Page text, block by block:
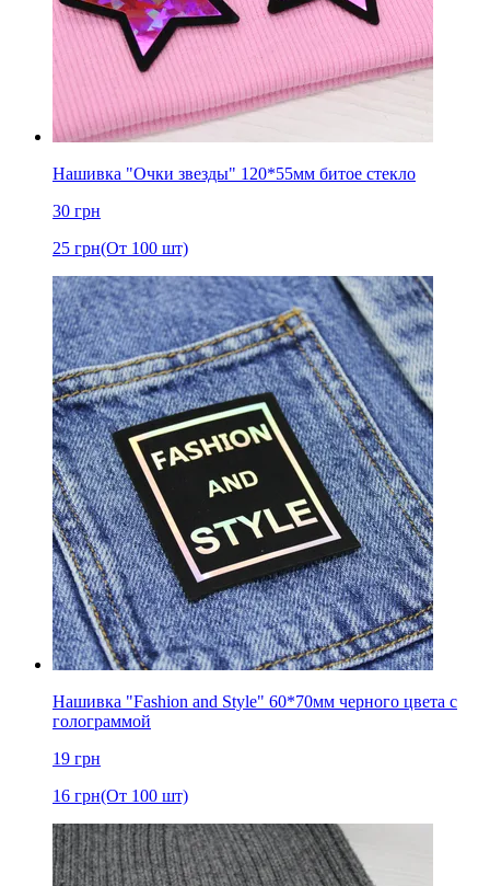
Нашивка "Очки звезды" 120*55мм битое стекло
30 грн
25 грн(От 100 шт)
Нашивка "Fashion and Style" 60*70мм черного цвета с
голограммой
19 грн
16 грн(От 100 шт)